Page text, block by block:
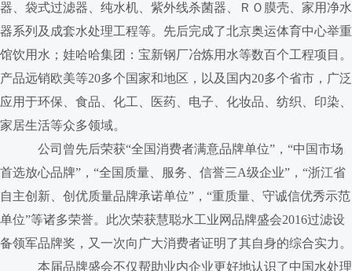
器、袋式过滤器、纯水机、紫外线杀菌器、ＲＯ膜壳、家用净水
器系列及成套水处理工程等。先后完成了北京奥运体育中心举重
馆饮用水；娃哈哈集团：宝新钢厂冶炼用水等数百个工程项目。
产品远销欧美等20多个国家和地区，以及国内20多个省市，广泛
应用于环保、食品、化工、医药、电子、化妆品、纺织、印染、
家居生活等众多领域。
公司曾先后荣获“全国消费者满意品牌单位”，“中国市场
首选放心品牌”，“全国质量、服务、信誉三A级企业”，“浙江省
自主创新、创优质量品牌承诺单位”，“重质量、守诚信优秀示范
单位”等诸多荣誉。此次荣获慧聪水工业网品牌盛会2016过滤设
备领军品牌奖，又一次向广大消费者证明了其自身的综合实力。
本届品牌盛会不仅帮助业内企业更好地认识了中国水处理